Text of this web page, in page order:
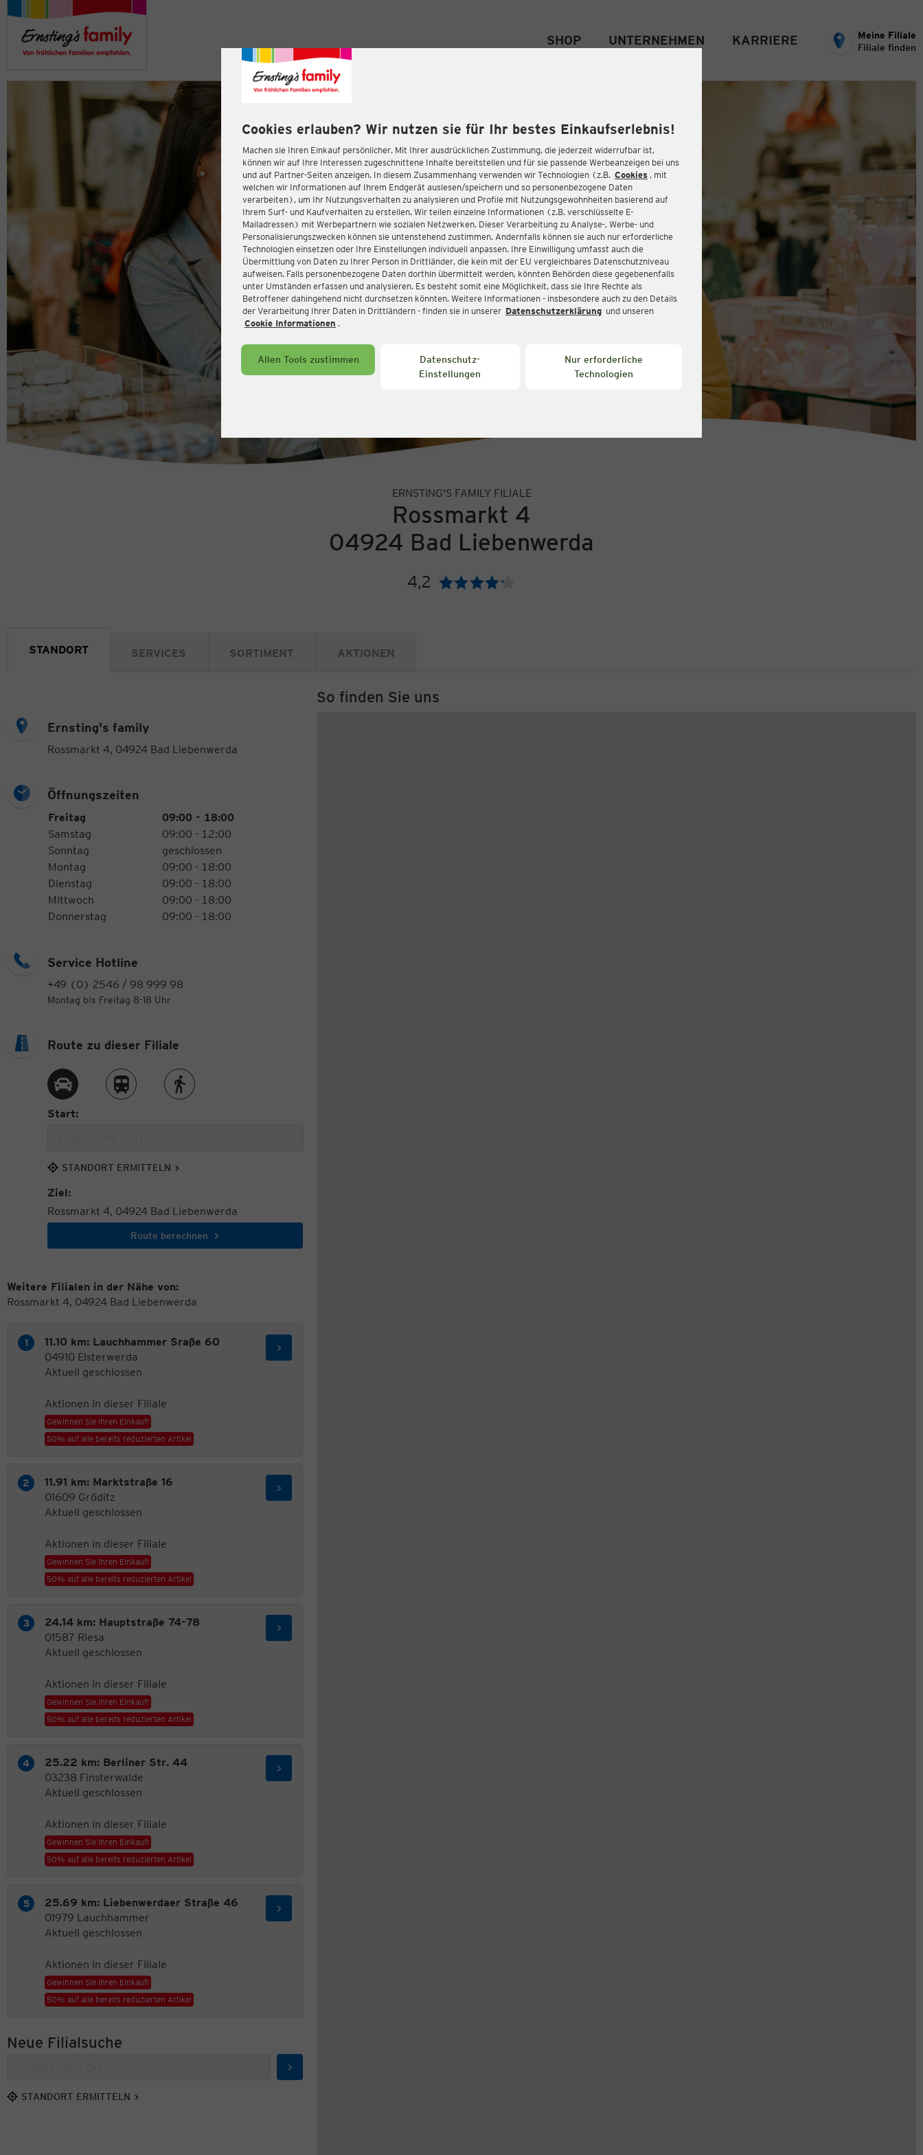
Cookies erlauben? Wir nutzen sie für Ihr bestes Einkaufserlebnis!
Machen sie Ihren Einkauf persönlicher. Mit Ihrer ausdrücklichen Zustimmung, die jederzeit widerrufbar ist,
können wir auf Ihre Interessen zugeschnittene Inhalte bereitstellen und für sie passende Werbeanzeigen bei uns
und auf Partner-Seiten anzeigen. In diesem Zusammenhang verwenden wir Technologien (z.B. Cookies , mit
welchen wir Informationen auf Ihrem Endgerät auslesen/speichern und so personenbezogene Daten
verarbeiten), um Ihr Nutzungsverhalten zu analysieren und Profile mit Nutzungsgewohnheiten basierend auf
Ihrem Surf- und Kaufverhalten zu erstellen. Wir teilen einzelne Informationen (z.B. verschlüsselte E-
Mailadressen) mit Werbepartnern wie sozialen Netzwerken. Dieser Verarbeitung zu Analyse-, Werbe- und
Personalisierungszwecken können sie untenstehend zustimmen. Andernfalls können sie auch nur erforderliche
Technologien einsetzen oder Ihre Einstellungen individuell anpassen. Ihre Einwilligung umfasst auch die
Übermittlung von Daten zu Ihrer Person in Drittländer, die kein mit der EU vergleichbares Datenschutzniveau
aufweisen. Falls personenbezogene Daten dorthin übermittelt werden, könnten Behörden diese gegebenenfalls
unter Umständen erfassen und analysieren. Es besteht somit eine Möglichkeit, dass sie Ihre Rechte als
Betroffener dahingehend nicht durchsetzen könnten. Weitere Informationen - insbesondere auch zu den Details
der Verarbeitung Ihrer Daten in Drittländern - finden sie in unserer Datenschutzerklärung und unseren
Cookie Informationen .
Allen Tools zustimmen
Datenschutz-
Einstellungen
Nur erforderliche
Technologien
SHOP UNTERNEHMEN KARRIERE
Meine Filiale
Filiale finden
ERNSTING'S FAMILY FILIALE
Rossmarkt 4
04924 Bad Liebenwerda
4,2 Bewertung:
STANDORT SERVICES SORTIMENT AKTIONEN
Ernsting's family
Rossmarkt 4, 04924 Bad Liebenwerda
Öffnungszeiten
Öffnungszeiten
Wochentag
Freitag
09:00 - 18:00
Samstag
09:00 - 12:00
Sonntag
geschlossen
Montag
09:00 - 18:00
Dienstag
09:00 - 18:00
Mittwoch
09:00 - 18:00
Donnerstag
09:00 - 18:00
Service Hotline
+49 (0) 2546 / 98 999 98
Montag bis Freitag 8-18 Uhr
So finden Sie uns
Route zu dieser Filiale
Route per AutoRoute per ZugRoute zu Fuß
Start:
STANDORT ERMITTELN
Ziel:
Rossmarkt 4, 04924 Bad Liebenwerda
Route berechnen
Weitere Filialen in der Nähe von:
Rossmarkt 4, 04924 Bad Liebenwerda
11.10 km: Lauchhammer Sraße 60
04910 Elsterwerda
Aktuell geschlossen
Aktionen in dieser Filiale
Gewinnen Sie Ihren Einkauf!
50% auf alle bereits reduzierten Artikel
11.91 km: Marktstraße 16
01609 Gröditz
Aktuell geschlossen
Aktionen in dieser Filiale
Gewinnen Sie Ihren Einkauf!
50% auf alle bereits reduzierten Artikel
24.14 km: Hauptstraße 74-78
01587 Riesa
Aktuell geschlossen
Aktionen in dieser Filiale
Gewinnen Sie Ihren Einkauf!
50% auf alle bereits reduzierten Artikel
25.22 km: Berliner Str. 44
03238 Finsterwalde
Aktuell geschlossen
Aktionen in dieser Filiale
Gewinnen Sie Ihren Einkauf!
50% auf alle bereits reduzierten Artikel
25.69 km: Liebenwerdaer Straße 46
01979 Lauchhammer
Aktuell geschlossen
Aktionen in dieser Filiale
Gewinnen Sie Ihren Einkauf!
50% auf alle bereits reduzierten Artikel
Neue Filialsuche
Suchen
STANDORT ERMITTELN